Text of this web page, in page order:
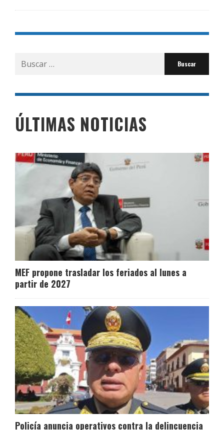
Buscar
por:
ÚLTIMAS NOTICIAS
MEF propone trasladar los feriados al lunes a
partir de 2027
Policía anuncia operativos contra la delincuencia